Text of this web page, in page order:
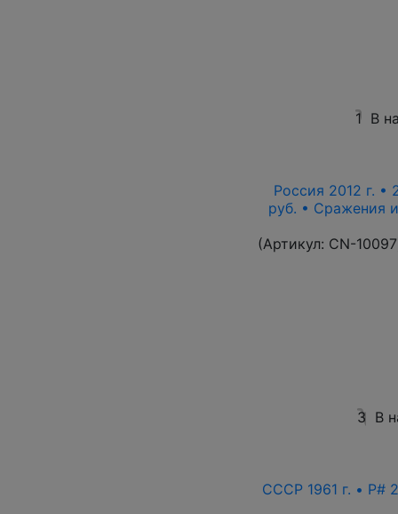
1 В
Россия 2012 г. •
руб. • Сражения
(Артикул: CN-10097
3 В
СССР 1961 г. • P#